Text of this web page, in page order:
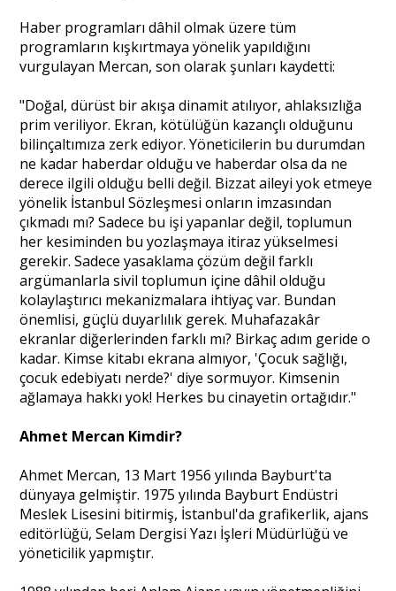
Haber programları dâhil olmak üzere tüm
programların kışkırtmaya yönelik yapıldığını
vurgulayan Mercan, son olarak şunları kaydetti:
"Doğal, dürüst bir akışa dinamit atılıyor, ahlaksızlığa
prim veriliyor. Ekran, kötülüğün kazançlı olduğunu
bilinçaltımıza zerk ediyor. Yöneticilerin bu durumdan
ne kadar haberdar olduğu ve haberdar olsa da ne
derece ilgili olduğu belli değil. Bizzat aileyi yok etmeye
yönelik İstanbul Sözleşmesi onların imzasından
çıkmadı mı? Sadece bu işi yapanlar değil, toplumun
her kesiminden bu yozlaşmaya itiraz yükselmesi
gerekir. Sadece yasaklama çözüm değil farklı
argümanlarla sivil toplumun içine dâhil olduğu
kolaylaştırıcı mekanizmalara ihtiyaç var. Bundan
önemlisi, güçlü duyarlılık gerek. Muhafazakâr
ekranlar diğerlerinden farklı mı? Birkaç adım geride o
kadar. Kimse kitabı ekrana almıyor, 'Çocuk sağlığı,
çocuk edebiyatı nerde?' diye sormuyor. Kimsenin
ağlamaya hakkı yok! Herkes bu cinayetin ortağıdır."
Ahmet Mercan Kimdir?
Ahmet Mercan, 13 Mart 1956 yılında Bayburt'ta
dünyaya gelmiştir. 1975 yılında Bayburt Endüstri
Meslek Lisesini bitirmiş, İstanbul'da grafikerlik, ajans
editörlüğü, Selam Dergisi Yazı İşleri Müdürlüğü ve
yöneticilik yapmıştır.